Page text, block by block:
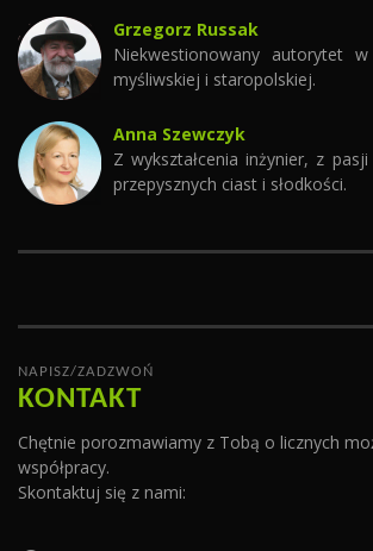
Grzegorz Russak
Niekwestionowany autorytet
myśliwskiej i staropolskiej.
Anna Szewczyk
Z wykształcenia inżynier, z
przepysznych ciast i słodkości.
NAPISZ/ZADZWOŃ
KONTAKT
Chętnie porozmawiamy z Tobą o licznych
współpracy.
Skontaktuj się z nami: